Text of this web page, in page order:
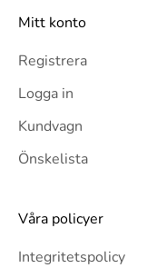
Mitt konto
Registrera
Logga in
Kundvagn
Önskelista
Våra policyer
Integritetspolicy